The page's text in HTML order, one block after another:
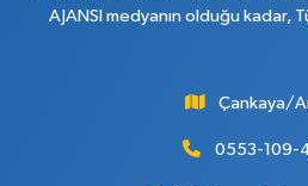
AJANSI medyanın olduğu kadar,
Çankaya/
0553-109-